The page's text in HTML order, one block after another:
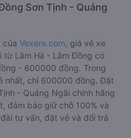
Sơn Tịnh - Quảng
của Vexere.com , giá vé xe
từ Lâm Hà - Lâm Đồng có
- 600000 đồng. Trong
nhất, chỉ 600000 đồng. Đặt
- Quảng Ngãi chính hãng
đảm bảo giữ chỗ 100% và
tư vấn, đặt vé và đổi trả